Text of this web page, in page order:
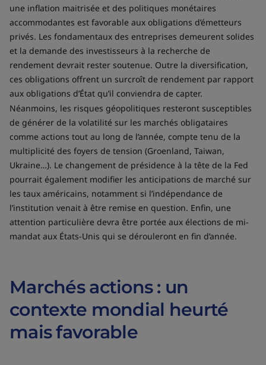
une inflation maitrisée et des politiques monétaires
accommodantes est favorable aux obligations d’émetteurs
privés. Les fondamentaux des entreprises demeurent solides
et la demande des investisseurs à la recherche de
rendement devrait rester soutenue. Outre la diversification,
ces obligations offrent un surcroît de rendement par rapport
aux obligations d’État qu’il conviendra de capter.
Néanmoins, les risques géopolitiques resteront susceptibles
de générer de la volatilité sur les marchés obligataires
comme actions tout au long de l’année, compte tenu de la
multiplicité des foyers de tension (Groenland, Taiwan,
Ukraine…). Le changement de présidence à la tête de la Fed
pourrait également modifier les anticipations de marché sur
les taux américains, notamment si l’indépendance de
l’institution venait à être remise en question. Enfin, une
attention particulière devra être portée aux élections de mi-
mandat aux États-Unis qui se dérouleront en fin d’année.
Marchés actions : un
contexte mondial heurté
mais favorable